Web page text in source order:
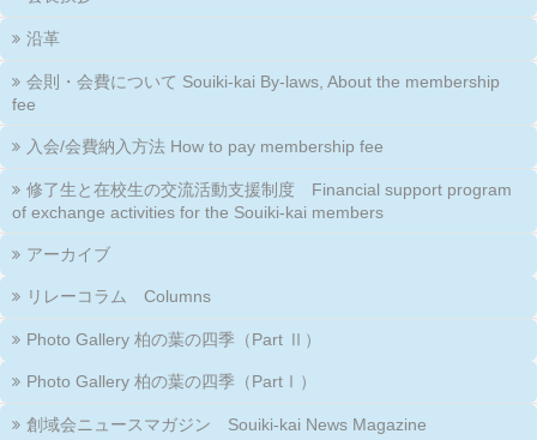
沿革
会則・会費について Souiki-kai By-laws, About the membership
fee
入会/会費納入方法 How to pay membership fee
修了生と在校生の交流活動支援制度 Financial support program
of exchange activities for the Souiki-kai members
アーカイブ
リレーコラム Columns
Photo Gallery 柏の葉の四季（Part Ⅱ）
Photo Gallery 柏の葉の四季（PartⅠ）
創域会ニュースマガジン Souiki-kai News Magazine